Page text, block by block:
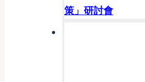
策」研討會